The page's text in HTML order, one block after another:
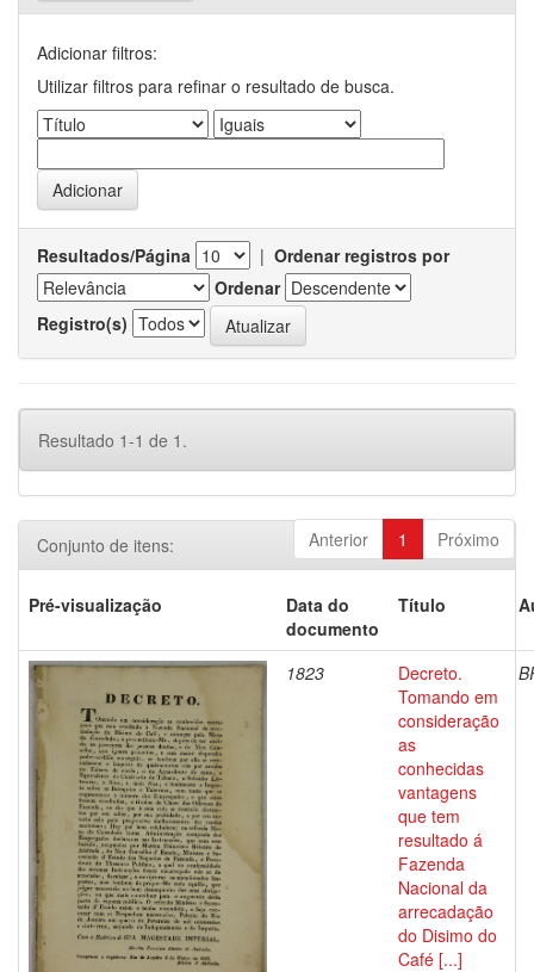
Adicionar filtros:
Utilizar filtros para refinar o resultado de busca.
Resultados/Página | Ordenar registros por
Ordenar
Registro(s)
Resultado 1-1 de 1.
Anterior 1 Próximo
Conjunto de itens:
Pré-visualização
Data do
documento
Título
1823
Decreto.
Tomando em
consideração
as
conhecidas
vantagens
que tem
resultado á
Fazenda
Nacional da
arrecadação
do Disimo do
Café [...]